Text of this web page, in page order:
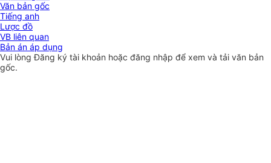
Văn bản gốc
Tiếng anh
Lược đồ
VB liên quan
Bản án áp dụng
Vui lòngĐăng ký tài khoản hoặc đăng nhập để xem và tải văn bản
gốc.